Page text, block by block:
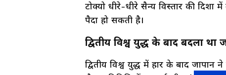
टोक्यो धीरे-धीरे सैन्य विस्तार की दिशा
पैदा हो सकती है।
द्वितीय विश्व युद्ध के बाद बदला था
द्वितीय विश्व युद्ध में हार के बाद